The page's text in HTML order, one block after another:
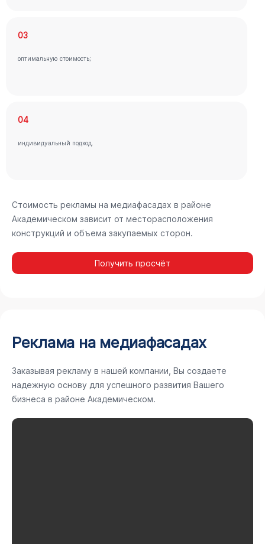
03
оптимальную стоимость;
04
индивидуальный подход.
Стоимость рекламы на медиафасадах в районе
Академическом зависит от месторасположения
конструкций и объема закупаемых сторон.
Получить просчёт
Реклама на медиафасадах
Заказывая рекламу в нашей компании, Вы создаете
надежную основу для успешного развития Вашего
бизнеса в районе Академическом.